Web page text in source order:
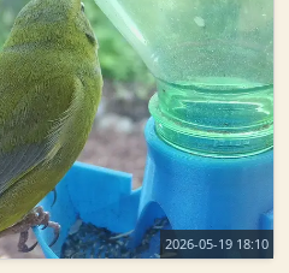
2026-05-19 18:10